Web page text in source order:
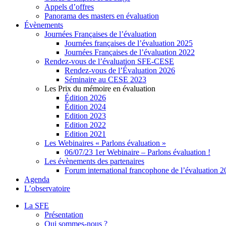
Appels d’offres
Panorama des masters en évaluation
Évènements
Journées Françaises de l’évaluation
Journées françaises de l’évaluation 2025
Journées Françaises de l’évaluation 2022
Rendez-vous de l’évaluation SFE-CESE
Rendez-vous de l’Évaluation 2026
Séminaire au CESE 2023
Les Prix du mémoire en évaluation
Édition 2026
Édition 2024
Edition 2023
Edition 2022
Edition 2021
Les Webinaires « Parlons évaluation »
06/07/23 1er Webinaire – Parlons évaluation !
Les évènements des partenaires
Forum international francophone de l’évaluation
Agenda
L’observatoire
La SFE
Présentation
Qui sommes-nous ?